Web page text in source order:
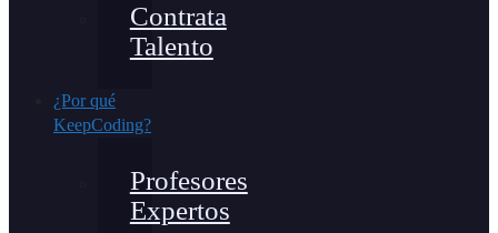
Contrata
Talento
¿Por qué
KeepCoding?
Profesores
Expertos